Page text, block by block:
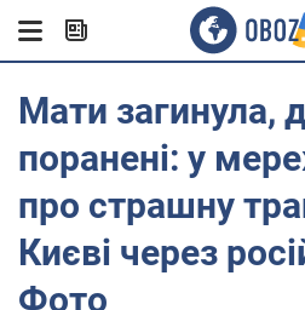
Мати загинула,
поранені: у
про страшну
Києві через
Фото